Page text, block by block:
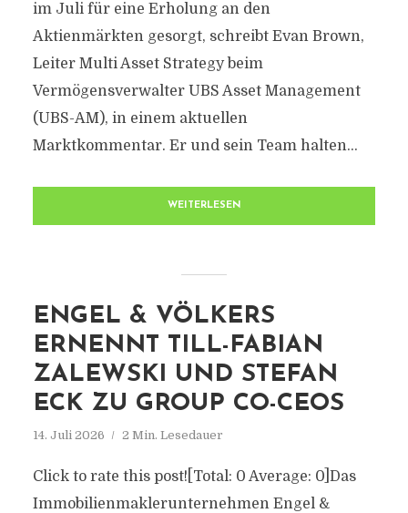
im Juli für eine Erholung an den
Aktienmärkten gesorgt, schreibt Evan Brown,
Leiter Multi Asset Strategy beim
Vermögensverwalter UBS Asset Management
(UBS-AM), in einem aktuellen
Marktkommentar. Er und sein Team halten...
WEITERLESEN
ENGEL & VÖLKERS
ERNENNT TILL-FABIAN
ZALEWSKI UND STEFAN
ECK ZU GROUP CO-CEOS
14. Juli 2026 2 Min. Lesedauer
Click to rate this post![Total: 0 Average: 0]Das
Immobilienmaklerunternehmen Engel &